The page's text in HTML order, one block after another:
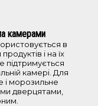
камерами
в
і на їх
підтримується
камері. Для
і морозильне
дверцятами,